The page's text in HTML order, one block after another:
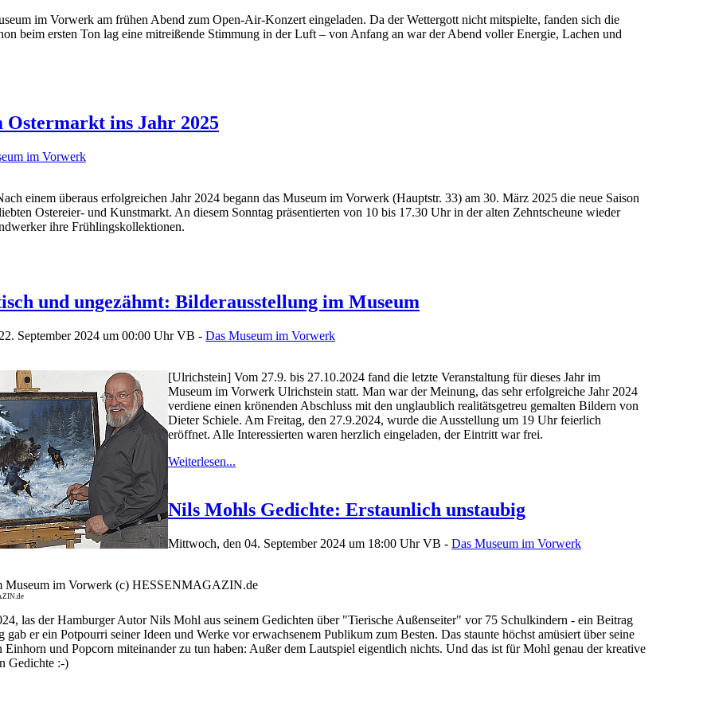
im Vorwerk am frühen Abend zum Open-Air-Konzert eingeladen. Da der Wettergott nicht mitspielte, fanden sich die
beim ersten Ton lag eine mitreißende Stimmung in der Luft – von Anfang an war der Abend voller Energie, Lachen und
ins Jahr 2025
im Vorwerk
einem überaus erfolgreichen Jahr 2024 begann das Museum im Vorwerk (Hauptstr. 33) am 30. März 2025 die neue Saison
Ostereier- und Kunstmarkt. An diesem Sonntag präsentierten von 10 bis 17.30 Uhr in der alten Zehntscheune wieder
ihre Frühlingskollektionen.
und ungezähmt: Bilderausstellung im Museum
September 2024 um 00:00 UhrVB - Das Museum im Vorwerk
[Ulrichstein] Vom 27.9. bis 27.10.2024 fand die letzte Veranstaltung für dieses Jahr im
Museum im Vorwerk Ulrichstein statt. Man war der Meinung, das sehr erfolgreiche Jahr 2024
verdiene einen krönenden Abschluss mit den unglaublich realitätsgetreu gemalten Bildern von
Dieter Schiele. Am Freitag, den 27.9.2024, wurde die Ausstellung um 19 Uhr feierlich
eröffnet. Alle Interessierten waren herzlich eingeladen, der Eintritt war frei.
Weiterlesen...
Nils Mohls Gedichte: Erstaunlich unstaubig
Mittwoch, den 04. September 2024 um 18:00 UhrVB - Das Museum im Vorwerk
las der Hamburger Autor Nils Mohl aus seinem Gedichten über "Tierische Außenseiter" vor 75 Schulkindern - ein Beitrag
er ein Potpourri seiner Ideen und Werke vor erwachsenem Publikum zum Besten. Das staunte höchst amüsiert über seine
und Popcorn miteinander zu tun haben: Außer dem Lautspiel eigentlich nichts. Und das ist für Mohl genau der kreative
Gedichte :-)